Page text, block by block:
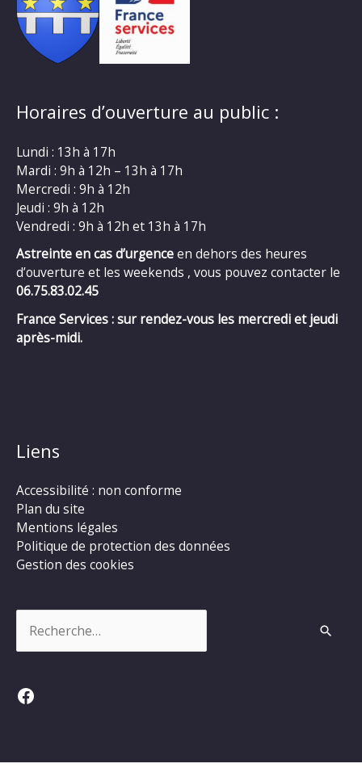
Horaires d’ouverture au public :
Lundi : 13h à 17h
Mardi : 9h à 12h – 13h à 17h
Mercredi : 9h à 12h
Jeudi : 9h à 12h
Vendredi : 9h à 12h et 13h à 17h
Astreinte en cas d’urgenceen dehors des heures
d’ouverture et les weekends , vous pouvez contacter le
06.75.83.02.45
France Services : sur rendez-vous les mercredi et jeudi
après-midi.
Liens
Accessibilité : non conforme
Plan du site
Mentions légales
Politique de protection des données
Gestion des cookies
Facebook